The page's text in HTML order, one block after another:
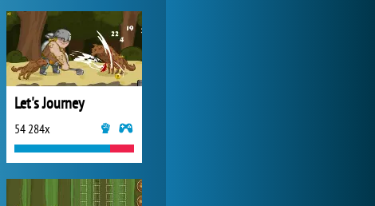
Let's Journey
54 284x